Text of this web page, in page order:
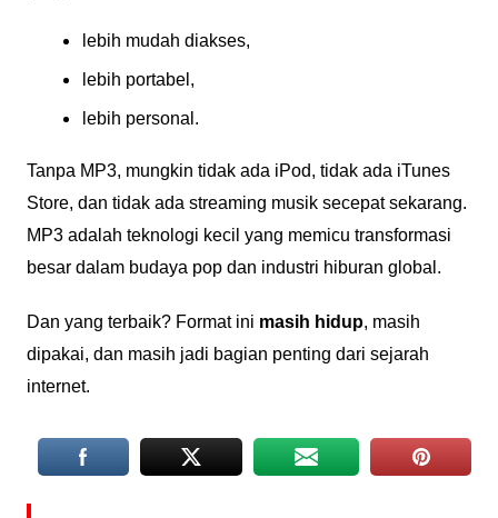
lebih mudah diakses,
lebih portabel,
lebih personal.
Tanpa MP3, mungkin tidak ada iPod, tidak ada iTunes
Store, dan tidak ada streaming musik secepat sekarang.
MP3 adalah teknologi kecil yang memicu transformasi
besar dalam budaya pop dan industri hiburan global.
Dan yang terbaik? Format ini masih hidup, masih
dipakai, dan masih jadi bagian penting dari sejarah
internet.